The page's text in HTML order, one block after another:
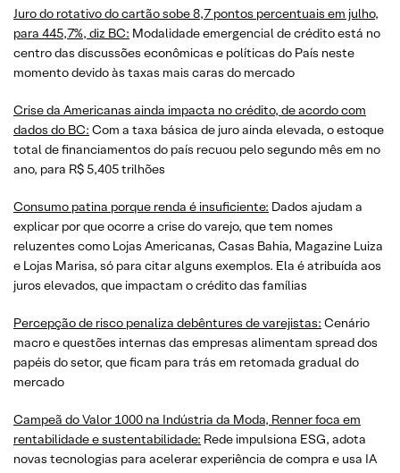
Juro do rotativo do cartão sobe 8,7 pontos percentuais em julho,
para 445,7%, diz BC: Modalidade emergencial de crédito está no
centro das discussões econômicas e políticas do País neste
momento devido às taxas mais caras do mercado
Crise da Americanas ainda impacta no crédito, de acordo com
dados do BC: Com a taxa básica de juro ainda elevada, o estoque
total de financiamentos do país recuou pelo segundo mês em no
ano, para R$ 5,405 trilhões
Consumo patina porque renda é insuficiente: Dados ajudam a
explicar por que ocorre a crise do varejo, que tem nomes
reluzentes como Lojas Americanas, Casas Bahia, Magazine Luiza
e Lojas Marisa, só para citar alguns exemplos. Ela é atribuída aos
juros elevados, que impactam o crédito das famílias
Percepção de risco penaliza debêntures de varejistas: Cenário
macro e questões internas das empresas alimentam spread dos
papéis do setor, que ficam para trás em retomada gradual do
mercado
Campeã do Valor 1000 na Indústria da Moda, Renner foca em
rentabilidade e sustentabilidade: Rede impulsiona ESG, adota
novas tecnologias para acelerar experiência de compra e usa IA